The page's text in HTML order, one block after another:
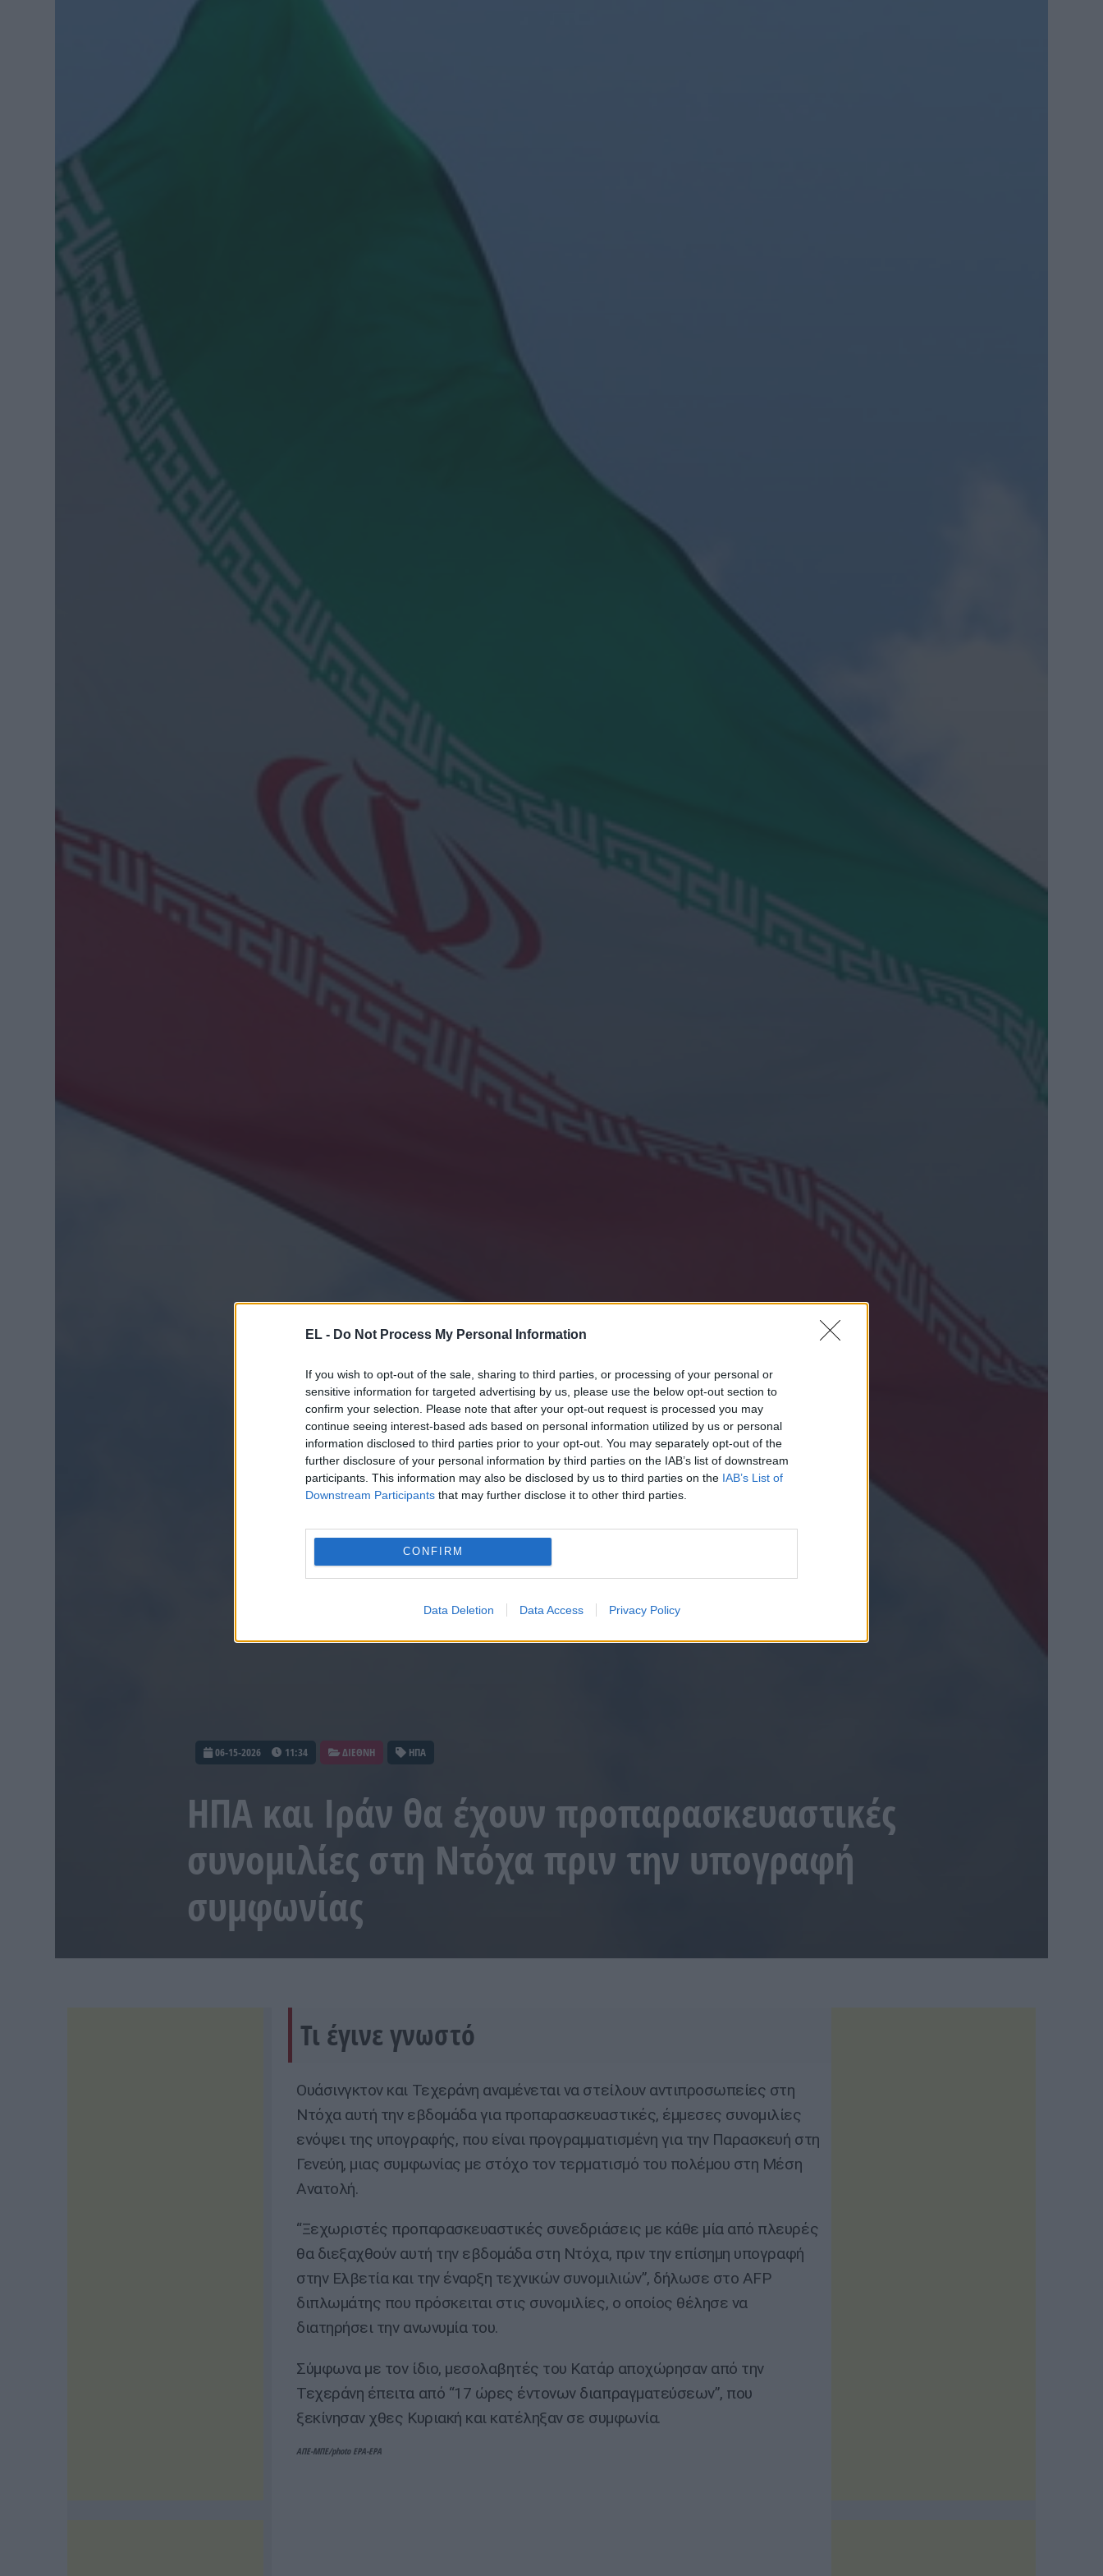
EL - Do Not Process My Personal Information
If you wish to opt-out of the sale, sharing to third parties, or processing of your personal or
sensitive information for targeted advertising by us, please use the below opt-out section to
confirm your selection. Please note that after your opt-out request is processed you may
continue seeing interest-based ads based on personal information utilized by us or personal
information disclosed to third parties prior to your opt-out. You may separately opt-out of the
further disclosure of your personal information by third parties on the IAB’s list of downstream
participants. This information may also be disclosed by us to third parties on the IAB’s List of
Downstream Participants that may further disclose it to other third parties.
CONFIRM
Data Deletion Data Access Privacy Policy
06-15-2026 11:34 ΔΙΕΘΝΗ ΗΠΑ
ΗΠΑ και Ιράν θα έχουν προπαρασκευαστικές
συνομιλίες στη Ντόχα πριν την υπογραφή
συμφωνίας
Τι έγινε γνωστό
Ουάσινγκτον και Τεχεράνη αναμένεται να στείλουν αντιπροσωπείες στη
Ντόχα αυτή την εβδομάδα για προπαρασκευαστικές, έμμεσες συνομιλίες
ενόψει της υπογραφής, που είναι προγραμματισμένη για την Παρασκευή στη
Γενεύη, μιας συμφωνίας με στόχο τον τερματισμό του πολέμου στη Μέση
Ανατολή.
“Ξεχωριστές προπαρασκευαστικές συνεδριάσεις με κάθε μία από πλευρές
θα διεξαχθούν αυτή την εβδομάδα στη Ντόχα, πριν την επίσημη υπογραφή
στην Ελβετία και την έναρξη τεχνικών συνομιλιών”, δήλωσε στο AFP
διπλωμάτης που πρόσκειται στις συνομιλίες, ο οποίος θέλησε να
διατηρήσει την ανωνυμία του.
Σύμφωνα με τον ίδιο, μεσολαβητές του Κατάρ αποχώρησαν από την
Τεχεράνη έπειτα από “17 ώρες έντονων διαπραγματεύσεων”, που
ξεκίνησαν χθες Κυριακή και κατέληξαν σε συμφωνία.
ΑΠΕ-ΜΠΕ/photo EPA-EPA